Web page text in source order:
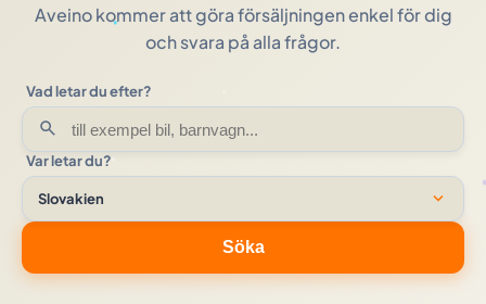
Aveino kommer att göra försäljningen enkel för dig
och svara på alla frågor.
Vad letar du efter?
search
Var letar du?
Slovakien expand_more
Söka